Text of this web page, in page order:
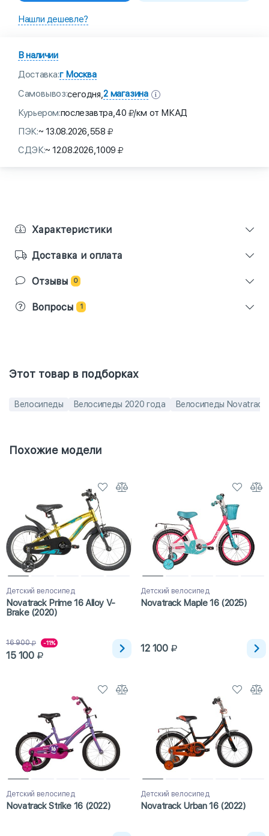
Нашли дешевле?
В наличии
Доставка:г Москва
Самовывоз:сегодня,2 магазина
Курьером:послезавтра,40
/км от МКАД
ПЭК:~ 13.08.2026,558
СДЭК:~ 12.08.2026,1009
Характеристики
Доставка и оплата
Отзывы 0
Вопросы 1
Этот товар в подборках
Велосипеды Велосипеды 2020 года Велосипеды Novatrack
Похожие модели
Детский велосипед
Novatrack Prime 16 Alloy V-
Brake (2020)
16 900 -11%
15 100
Детский велосипед
Novatrack Maple 16 (2025)
12 100
Детский велосипед
Novatrack Strike 16 (2022)
Детский велосипед
Novatrack Urban 16 (2022)